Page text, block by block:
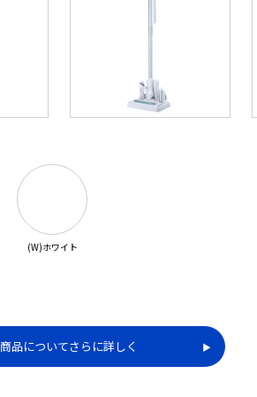
(W)ホワイト
商品についてさらに詳しく ▶︎